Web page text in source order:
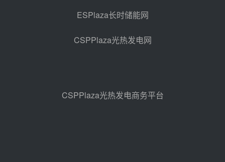
350MW光热大基地建设提速！哈
锅中标格尔木项目蒸汽发生系统
前天 08-04 09:54
前天 08-04 09:27
ESPlaza长时储能网
CSPPlaza光热发电网
CSPPlaza光热发电商务平台